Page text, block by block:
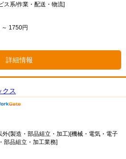
ス系/作業・配送・物流]
1750円
詳細情報
クス
外(製造・部品組立・加工)[機械・電気・電子
部品組立・加工業務]